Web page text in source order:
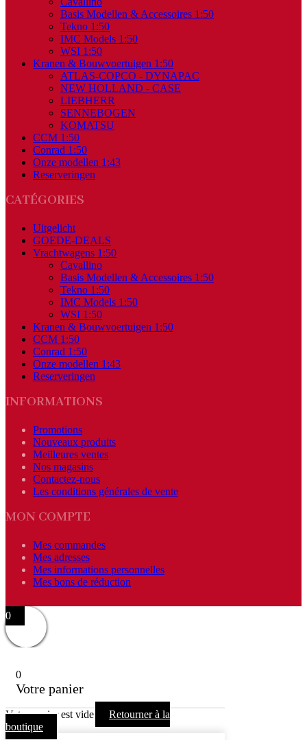
Basis Modellen & Accessoires 1:50
Tekno 1:50
IMC Models 1:50
WSI 1:50
Kranen & Bouwvoertuigen 1:50
ATLAS-COPCO - DYNAPAC
NEW HOLLAND - CASE
LIEBHERR
SENNEBOGEN
KOMATSU
CCM 1:50
Conrad 1:50
Onze modellen 1:43
Reserveringen
CATÉGORIES
Uitgelicht
GOEDE-DEALS
Vrachtwagens 1:50
Cavallino
Basis Modellen & Accessoires 1:50
Tekno 1:50
IMC Models 1:50
WSI 1:50
Kranen & Bouwvoertuigen 1:50
CCM 1:50
Conrad 1:50
Onze modellen 1:43
Reserveringen
INFORMATIONS
Promotions
Nouveaux produits
Meilleures ventes
Nos magasins
Contactez-nous
Les conditions générales de vente
MON COMPTE
Mes commandes
Mes adresses
Mes informations personnelles
Mes bons de réduction
0
0
Votre panier
Votre panier est vide
Retourner à la
boutique